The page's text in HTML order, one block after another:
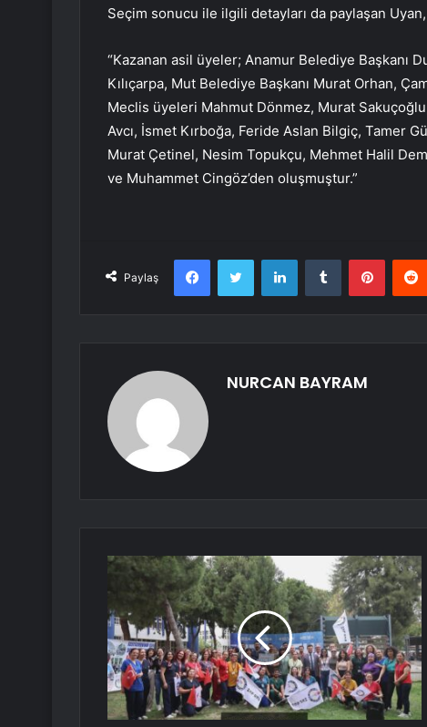
Seçim sonucu ile ilgili detayları da paylaşan
“Kazanan asil üyeler; Anamur Belediye Başkanı
Kılıçarpa, Mut Belediye Başkanı Murat Orhan,
Meclis üyeleri Mahmut Dönmez, Murat
Avcı, İsmet Kırboğa, Feride Aslan Bilgiç, Tamer
Murat Çetinel, Nesim Topukçu, Mehmet Halil
ve Muhammet Cingöz’den oluşmuştur.”
Paylaş
FacebookTwitter LinkedInTumblr
NURCAN BAYRAM